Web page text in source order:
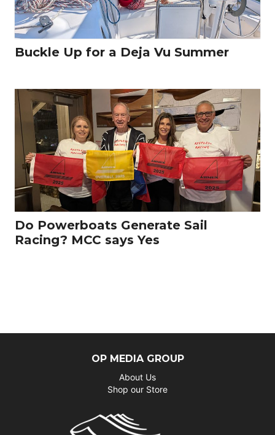
Buckle Up for a Deja Vu Summer
Do Powerboats Generate Sail
Racing? MCC says Yes
OP MEDIA GROUP
About Us
Shop our Store